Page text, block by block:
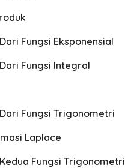
Fungsi Eksponensial
Fungsi Integral
Fungsi Trigonometri
Laplace
Fungsi Trigonometri